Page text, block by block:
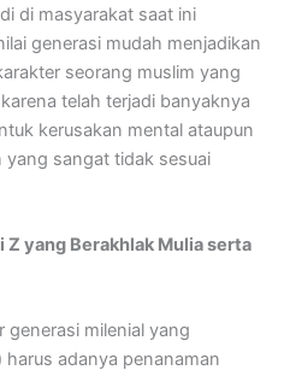
di masyarakat saat ini
generasi mudah menjadikan
seorang muslim yang
telah terjadi banyaknya
kerusakan mental ataupun
yang sangat tidak sesuai
yang Berakhlak Mulia serta
generasi milenial yang
harus adanya penanaman